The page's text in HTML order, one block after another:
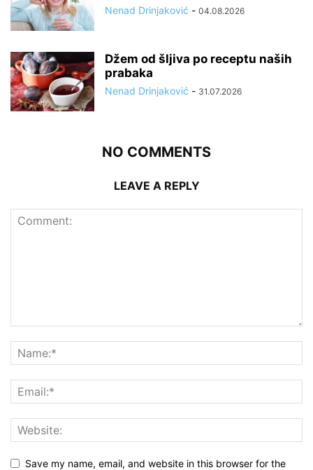
Nenad Drinjaković - 04.08.2026
Džem od šljiva po receptu naših
prabaka
Nenad Drinjaković - 31.07.2026
NO COMMENTS
LEAVE A REPLY
Save my name, email, and website in this browser for the